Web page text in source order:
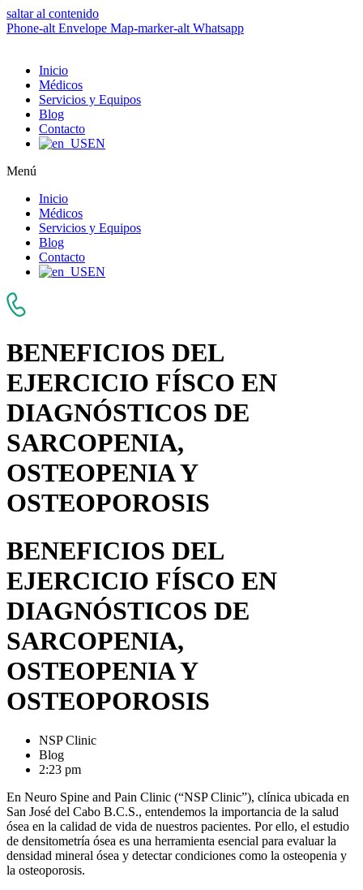
saltar al contenido
Phone-alt Envelope Map-marker-alt Whatsapp
Inicio
Médicos
Servicios y Equipos
Blog
Contacto
EN
Menú
Inicio
Médicos
Servicios y Equipos
Blog
Contacto
EN
BENEFICIOS DEL
EJERCICIO FÍSCO EN
DIAGNÓSTICOS DE
SARCOPENIA,
OSTEOPENIA Y
OSTEOPOROSIS
BENEFICIOS DEL
EJERCICIO FÍSCO EN
DIAGNÓSTICOS DE
SARCOPENIA,
OSTEOPENIA Y
OSTEOPOROSIS
NSP Clinic
Blog
2:23 pm
En Neuro Spine and Pain Clinic (“NSP Clinic”), clínica ubicada en
San José del Cabo B.C.S., entendemos la importancia de la salud
ósea en la calidad de vida de nuestros pacientes. Por ello, el estudio
de densitometría ósea es una herramienta esencial para evaluar la
densidad mineral ósea y detectar condiciones como la osteopenia y
la osteoporosis.